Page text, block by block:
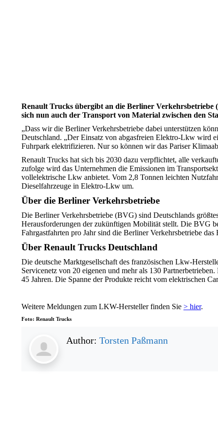
Renault Trucks übergibt an die Berliner
sich nun auch der Transport von Material zwischen den
„Dass wir die Berliner Verkehrsbetriebe dabei unterstützen
Deutschland. „Der Einsatz von abgasfreien Elektro-Lkw wird
Fuhrpark elektrifizieren. Nur so können wir das Pariser
Renault Trucks hat sich bis 2030 dazu verpflichtet, alle
zufolge wird das Unternehmen die Emissionen im
vollelektrische Lkw anbietet. Vom 2,8 Tonnen leichten
Dieselfahrzeuge in Elektro-Lkw um.
Über die Berliner Verkehrsbetriebe
Die Berliner Verkehrsbetriebe (BVG) sind Deutschlands
Herausforderungen der zukünftigen Mobilität stellt. Die BVG
Fahrgastfahrten pro Jahr sind die Berliner Verkehrsbetriebe
Über Renault Trucks Deutschland
Die deutsche Marktgesellschaft des französischen Lkw-
Servicenetz von 20 eigenen und mehr als 130
45 Jahren. Die Spanne der Produkte reicht vom elektrischen
Weitere Meldungen zum LKW-Hersteller finden Sie > hier.
Foto: Renault Trucks
Author: Torsten Paßmann